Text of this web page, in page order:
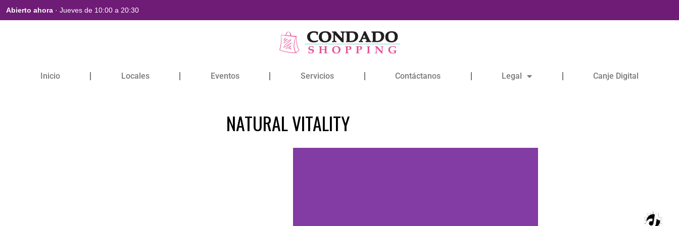
Abierto ahora· Jueves de 10:00 a 20:30
Inicio Locales Eventos Servicios Contáctanos Legal Canje Digital
NATURAL VITALITY